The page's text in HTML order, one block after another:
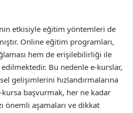
etkisiyle eğitim yöntemleri de
Online eğitim programları,
hem de erişilebilirliği ile
Bu nedenle e-kurslar,
gelişimlerini hızlandırmalarına
kursa başvurmak, her ne kadar
önemli aşamaları ve dikkat